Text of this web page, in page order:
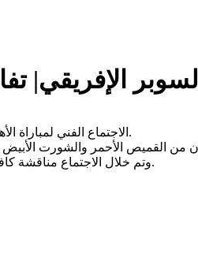
السوبر الإفريقي|
الاجتماع الفني لمباراة الأهلي واتحاد العاصمة الجزائري على لقب كأس السوبر الإفريقي، عقد اليوم في أحد فنادق مدينة الطائف.
وتم خلال الاجتماع مناقشة كافة الأمور الخاصة بالمباراة وموعد وصول كل فريق لأرض الملعب، وبقية الجوانب التنظيمية خلال اللقاء.